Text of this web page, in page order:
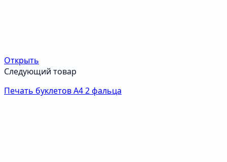
Открыть
Следующий товар
Печать буклетов А4 2 фальца